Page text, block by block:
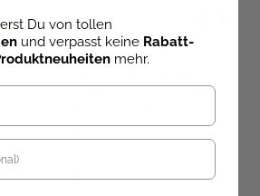
- 30
Thomas Goletz
und seinen Freunden - Das
Du von tollen
und verpasst keine Rabatt-
mehr.